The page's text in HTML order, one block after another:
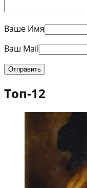
Ваше Имя
Ваш Mail
Топ-12